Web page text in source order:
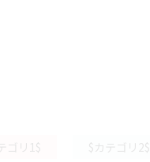
ゴリ1$ $カテゴリ2$